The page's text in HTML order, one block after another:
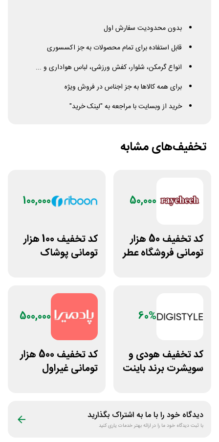
بدون محدودیت سفارش اول
قابل استفاده برای تمام محصولات به جز اکسسوری
انواع گرمکن، شلوار، کفش ورزشی، لباس هواداری و ...
برای همه کالاها به جز اجناس در فروش ویژه
خرید از وبسایت با مراجعه به "لینک خرید"
تخفیف‌های مشابه
50,000
کد تخفیف 50 هزار
تومانی فروشگاه عطر
100,000
کد تخفیف 100 هزار
تومانی پوشاک
60%
کد تخفیف هودی و
سویشرت برند باینت
500,000
کد تخفیف 500 هزار
تومانی غیراول
دیدگاه خود را با ما به اشتراک بگذارید
با ثبت دیدگاه خود ما را در ارائه بهتر خدمات یاری کنید